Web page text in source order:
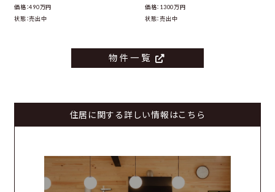
価格：490万円
状態：売出中
価格：1300万円
状態：売出中
物件一覧
住居に関する詳しい情報はこちら